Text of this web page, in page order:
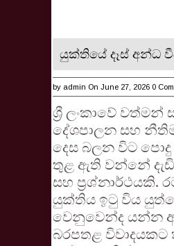
යුක්තියේ දෑස් අන්ධ
by admin On June 27, 2026 0
ශ්‍රී ලංකාවේ වත්මන්
දේශපාලන සහ
දෙස බලන විට
තුළ ඇති වන්නේ
සහ ප්‍රශ්නාර්ථයකි.
යුක්තිය ඉටු විය
වෙනුවෙන්ද යන්න
බරපතළ විවාදයකට